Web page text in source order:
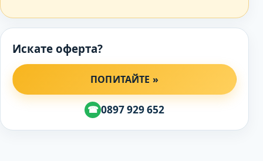
Искате оферта?
ПОПИТАЙТЕ »
☎ 0897 929 652